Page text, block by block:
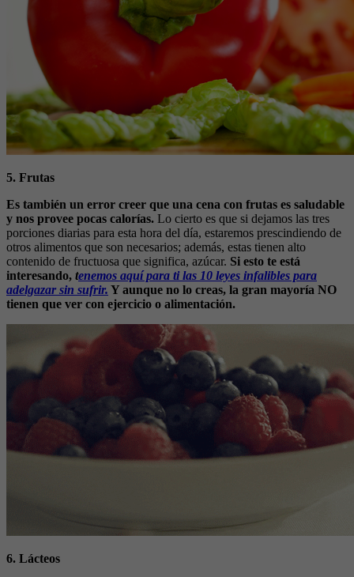
5. Frutas
Es también un error creer que una cena con frutas es saludable
y nos provee pocas calorías. Lo cierto es que si dejamos las tres
porciones diarias para esta hora del día, estaremos prescindiendo de
otros alimentos que son necesarios; además, estas tienen alto
contenido de fructuosa que significa, azúcar. Si esto te está
interesando, tenemos aquí para ti las 10 leyes infalibles para
adelgazar sin sufrir. Y aunque no lo creas, la gran mayoría NO
tienen que ver con ejercicio o alimentación.
6. Lácteos